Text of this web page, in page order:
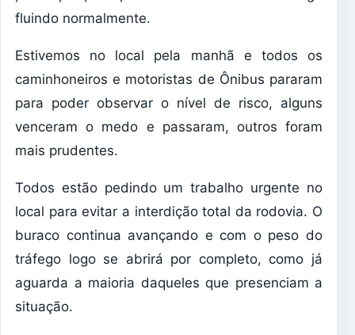
fluindo normalmente.
Estivemos no local pela manhã e todos os
caminhoneiros e motoristas de Ônibus pararam
para poder observar o nível de risco, alguns
venceram o medo e passaram, outros foram
mais prudentes.
Todos estão pedindo um trabalho urgente no
local para evitar a interdição total da rodovia. O
buraco continua avançando e com o peso do
tráfego logo se abrirá por completo, como já
aguarda a maioria daqueles que presenciam a
situação.